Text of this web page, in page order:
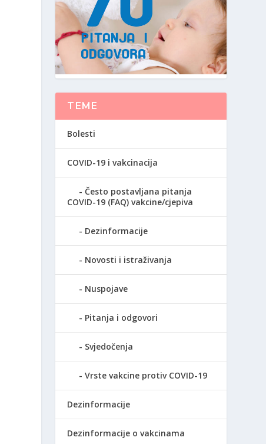
TEME
Bolesti
COVID-19 i vakcinacija
Često postavljana pitanja
COVID-19 (FAQ) vakcine/cjepiva
Dezinformacije
Novosti i istraživanja
Nuspojave
Pitanja i odgovori
Svjedočenja
Vrste vakcine protiv COVID-19
Dezinformacije
Dezinformacije o vakcinama